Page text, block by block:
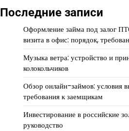
Последние записи
Оформление займа под залог
визита в офис: порядок,
Музыка ветра: устройство и
колокольчиков
Обзор онлайн-займов: условия
требования к заемщикам
Инвестирование в российские
руководство